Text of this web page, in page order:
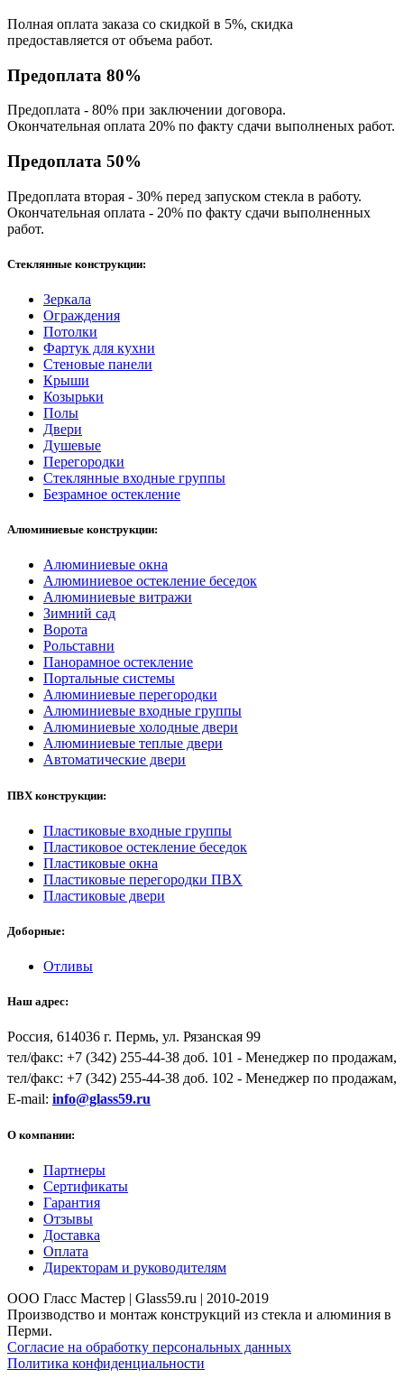
Полная оплата заказа со скидкой в 5%, скидка
предоставляется от объема работ.
Предоплата 80%
Предоплата - 80% при заключении договора.
Окончательная оплата 20% по факту сдачи выполненых работ.
Предоплата 50%
Предоплата вторая - 30% перед запуском стекла в работу.
Окончательная оплата - 20% по факту сдачи выполненных
работ.
Стеклянные конструкции:
Зеркала
Ограждения
Потолки
Фартук для кухни
Стеновые панели
Крыши
Козырьки
Полы
Двери
Душевые
Перегородки
Стеклянные входные группы
Безрамное остекление
Алюминиевые конструкции:
Алюминиевые окна
Алюминиевое остекление беседок
Алюминиевые витражи
Зимний сад
Ворота
Рольставни
Панорамное остекление
Портальные системы
Алюминиевые перегородки
Алюминиевые входные группы
Алюминиевые холодные двери
Алюминиевые теплые двери
Автоматические двери
ПВХ конструкции:
Пластиковые входные группы
Пластиковое остекление беседок
Пластиковые окна
Пластиковые перегородки ПВХ
Пластиковые двери
Доборные:
Отливы
Наш адрес:
Россия, 614036 г. Пермь, ул. Рязанская 99
тел/факс: +7 (342) 255-44-38 доб. 101 - Менеджер по продажам,
тел/факс: +7 (342) 255-44-38 доб. 102 - Менеджер по продажам,
E-mail: info@glass59.ru
О компании:
Партнеры
Сертификаты
Гарантия
Отзывы
Доставка
Оплата
Директорам и руководителям
ООО Гласс Мастер | Glass59.ru | 2010-2019
Производство и монтаж конструкций из стекла и алюминия в
Перми.
Согласие на обработку персональных данных
Политика конфиденциальности